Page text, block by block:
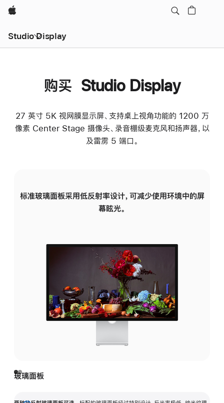
Apple
Studio Display
购买 Studio Display
27 英寸 5K 视网膜显示屏、支持桌上视角功能的 1200 万
像素 Center Stage 摄像头、录音棚级麦克风和扬声器，以
及雷雳 5 端口。
标准玻璃面板采用低反射率设计，可减少使用环境中的屏
幕眩光。
玻璃面板